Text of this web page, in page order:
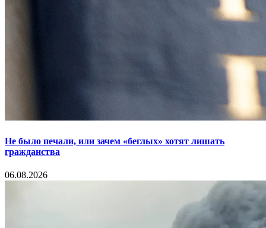
Не было печали, или зачем «беглых» хотят лишать
гражданства
06.08.2026